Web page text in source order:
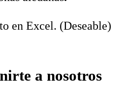
en Excel. (Deseable)
a nosotros